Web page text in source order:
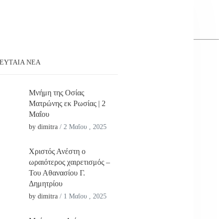
ΝΕΑ
Μνήμη της Οσίας
Ματρώνης εκ Ρωσίας | 2
Μαΐου
by dimitra / 2 Μαΐου , 2025
Χριστός Ανέστη ο
ωραιότερος χαιρετισμός –
Του Αθανασίου Γ.
Δημητρίου
by dimitra / 1 Μαΐου , 2025